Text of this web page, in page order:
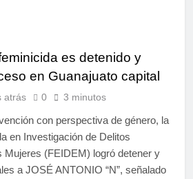
es detenido y
en Guanajuato capital
atrás 0 3 minutos
con perspectiva de género, la
en Investigación de Delitos
Mujeres (FEIDEM) logró detener y
a JOSÉ ANTONIO “N”, señalado